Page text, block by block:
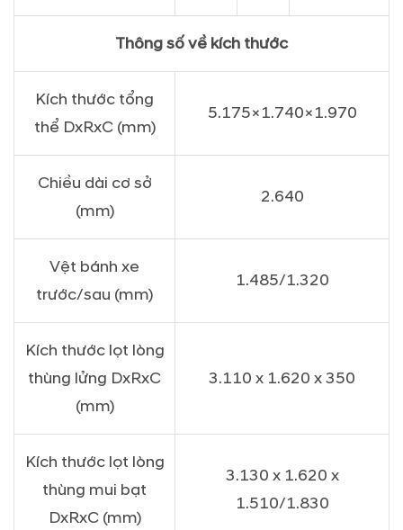
Thông số về kích thước
Kích thước tổng
thể DxRxC (mm)
5.175×1.740×1.970
Chiều dài cơ sở
(mm)
2.640
Vệt bánh xe
trước/sau (mm)
1.485/1.320
Kích thước lọt lòng
thùng lửng DxRxC
(mm)
3.110 x 1.620 x 350
Kích thước lọt lòng
thùng mui bạt
DxRxC (mm)
3.130 x 1.620 x
1.510/1.830